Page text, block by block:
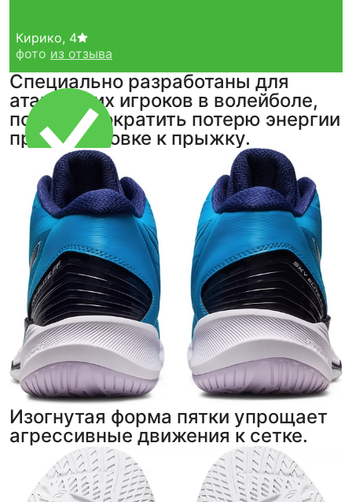
Тройная гарантия
оригинальности
Товар сертифицирован и опломбирован.
Проверяем на оригинальность
по 16 параметрам.
Если придёт подделка — вернём деньги
в трёхкратном размере.
Как мы провеяем товары
Кирико, 4
фото из отзыва
Специально разработаны для
атакующих игроков в волейболе,
помогая сократить потерю энергии
при подготовке к прыжку.
Изогнутая форма пятки упрощает
агрессивные движения к сетке.